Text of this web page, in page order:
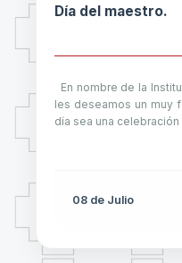
Día del maestro.
En nombre de la
les deseamos un muy
día sea una celebración
08 de Julio